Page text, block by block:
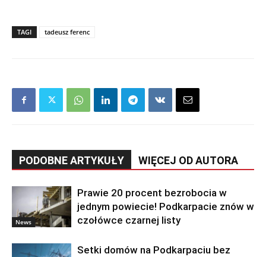
TAGI tadeusz ferenc
PODOBNE ARTYKUŁY WIĘCEJ OD AUTORA
News
Prawie 20 procent bezrobocia w
jednym powiecie! Podkarpacie znów w
czołówce czarnej listy
Setki domów na Podkarpaciu bez